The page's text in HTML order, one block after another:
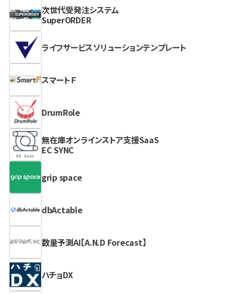
次世代受発注システム
SuperORDER
ライフサービスソリューションテンプレート
スマートＦ
DrumRole
無在庫オンラインストア支援SaaS
EC SYNC
grip space
dbActable
数量予測AI【A.N.D Forecast】
ハチョDX